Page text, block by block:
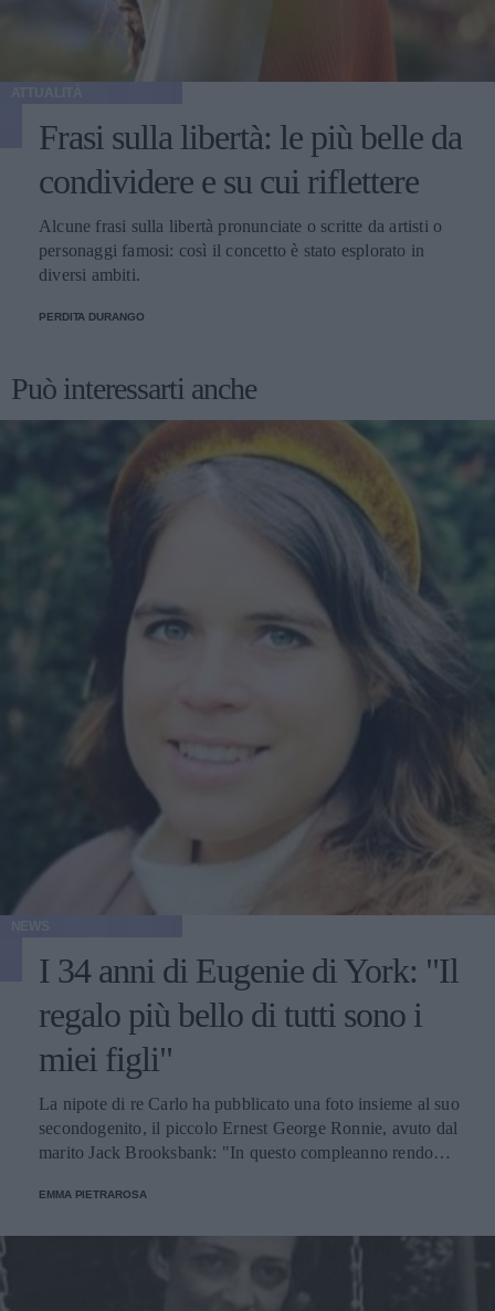
Frasi sulla libertà: le più belle da
condividere e su cui riflettere
Alcune frasi sulla libertà pronunciate o scritte da artisti o
personaggi famosi: così il concetto è stato esplorato in
diversi ambiti.
PERDITA DURANGO
Può interessarti anche
I 34 anni di Eugenie di York: "Il
regalo più bello di tutti sono i
miei figli"
La nipote di re Carlo ha pubblicato una foto insieme al suo
secondogenito, il piccolo Ernest George Ronnie, avuto dal
marito Jack Brooksbank: "In questo compleanno rendo
EMMA PIETRAROSA